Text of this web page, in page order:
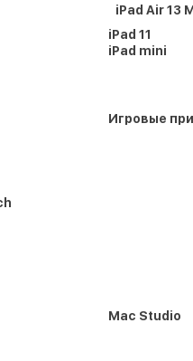
iPad Air 13
iPad 11
iPad mini
Игровые
Mac Studio